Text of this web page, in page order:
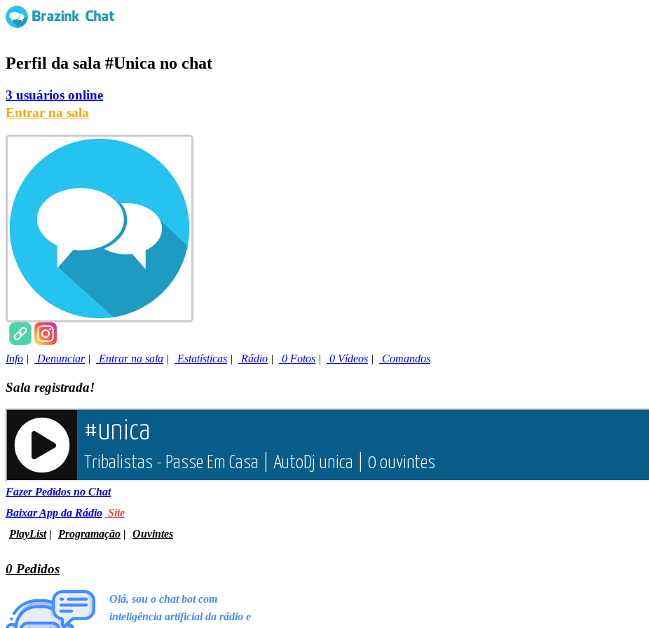
Perfil da sala #Unica no chat
3 usuários online
Entrar na sala
Info | Denunciar| Entrar na sala | Estatísticas | Rádio | 0 Fotos | 0 Vídeos | Comandos
Sala registrada!
Fazer Pedidos no Chat
Baixar App da Rádio Site
PlayList| Programação | Ouvintes
0 Pedidos
Olá, sou o chat bot com
inteligência artificial da rádio e